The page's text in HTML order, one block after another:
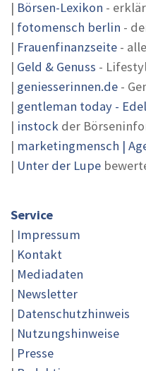
| Börsen-Lexikon -
| fotomensch berlin -
| Frauenfinanzseite -
| Geld & Genuss -
| geniesserinnen.de -
| gentleman today -
| instock der
| marketingmensch |
| Unter der Lupe
Service
| Impressum
| Kontakt
| Mediadaten
| Newsletter
| Datenschutzhinweis
| Nutzungshinweise
| Presse